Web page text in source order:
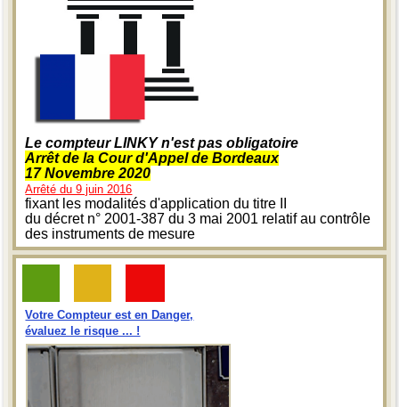
Le compteur LINKY n'est pas obligatoire
Arrêt de la Cour d'Appel de Bordeaux
17 Novembre 2020
Arrêté du 9 juin 2016
fixant les modalités d'application du titre II
du décret n° 2001-387 du 3 mai 2001 relatif au contrôle
des instruments de mesure
Votre Compteur est en Danger,
évaluez le risque ... !